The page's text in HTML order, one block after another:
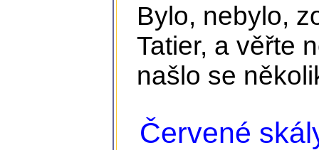
Bylo, nebylo,
Tatier, a věřte
našlo se
Červené